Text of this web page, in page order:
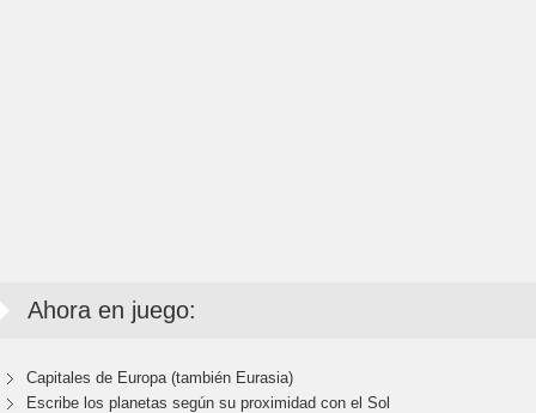
Ahora en juego:
Capitales de Europa (también Eurasia)
Escribe los planetas según su proximidad con el Sol